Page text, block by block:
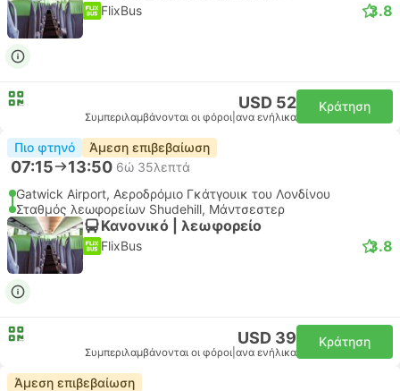
FlixBus 3.8
USD 52
Συμπεριλαμβάνονται οι φόροι ανα ενήλικα
Κράτηση
Πιο φτηνό Άμεση επιβεβαίωση
07:15 13:50 6ώ 35λεπτά
Gatwick Airport, Αεροδρόμιο Γκάτγουικ του Λονδίνου
Σταθμός λεωφορείων Shudehill, Μάντσεστερ
Κανονικό | λεωφορείο
FlixBus 3.8
USD 39
Συμπεριλαμβάνονται οι φόροι ανα ενήλικα
Κράτηση
Άμεση επιβεβαίωση